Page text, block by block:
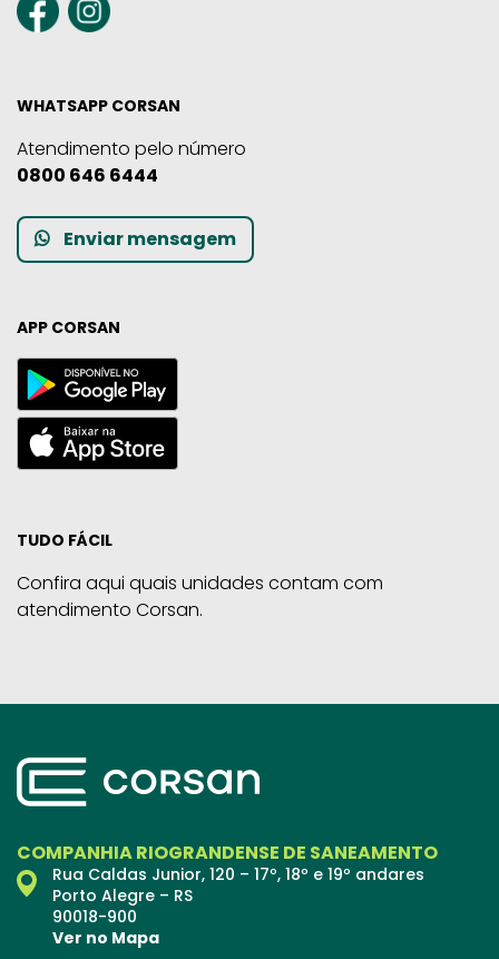
WHATSAPP CORSAN
Atendimento pelo número
0800 646 6444
Enviar mensagem
APP CORSAN
TUDO FÁCIL
Confira aqui quais unidades contam com
atendimento Corsan.
COMPANHIA RIOGRANDENSE DE SANEAMENTO
Rua Caldas Junior, 120 – 17º, 18º e 19º andares
Porto Alegre – RS
90018-900
Ver no Mapa